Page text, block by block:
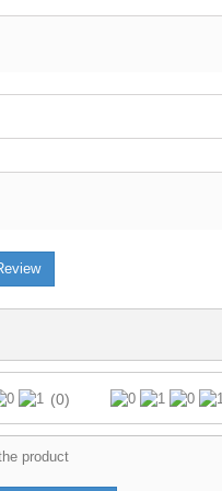
(0)
product